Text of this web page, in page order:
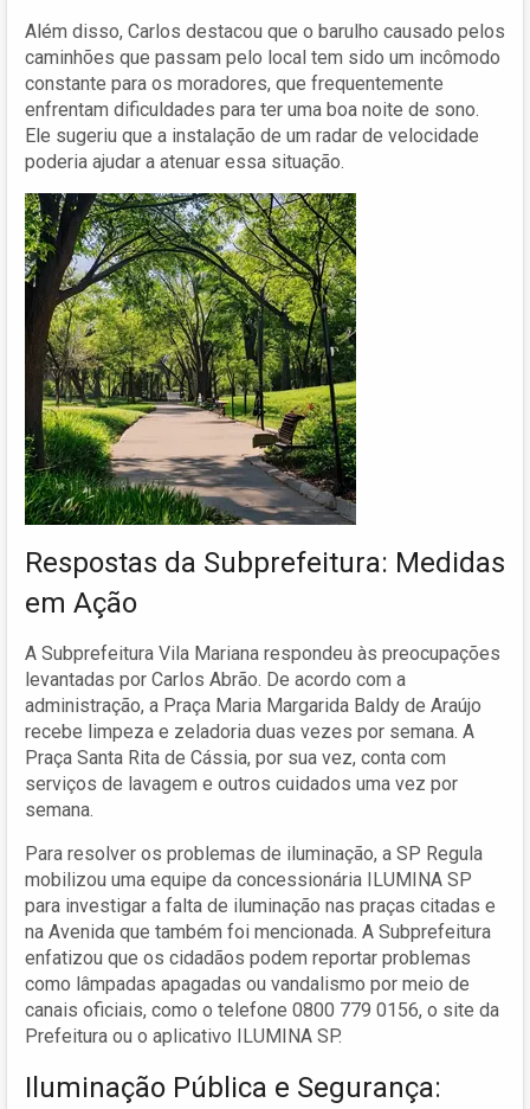
Além disso, Carlos destacou que o barulho causado pelos
caminhões que passam pelo local tem sido um incômodo
constante para os moradores, que frequentemente
enfrentam dificuldades para ter uma boa noite de sono.
Ele sugeriu que a instalação de um radar de velocidade
poderia ajudar a atenuar essa situação.
Respostas da Subprefeitura: Medidas
em Ação
A Subprefeitura Vila Mariana respondeu às preocupações
levantadas por Carlos Abrão. De acordo com a
administração, a Praça Maria Margarida Baldy de Araújo
recebe limpeza e zeladoria duas vezes por semana. A
Praça Santa Rita de Cássia, por sua vez, conta com
serviços de lavagem e outros cuidados uma vez por
semana.
Para resolver os problemas de iluminação, a SP Regula
mobilizou uma equipe da concessionária ILUMINA SP
para investigar a falta de iluminação nas praças citadas e
na Avenida que também foi mencionada. A Subprefeitura
enfatizou que os cidadãos podem reportar problemas
como lâmpadas apagadas ou vandalismo por meio de
canais oficiais, como o telefone 0800 779 0156, o site da
Prefeitura ou o aplicativo ILUMINA SP.
Iluminação Pública e Segurança: